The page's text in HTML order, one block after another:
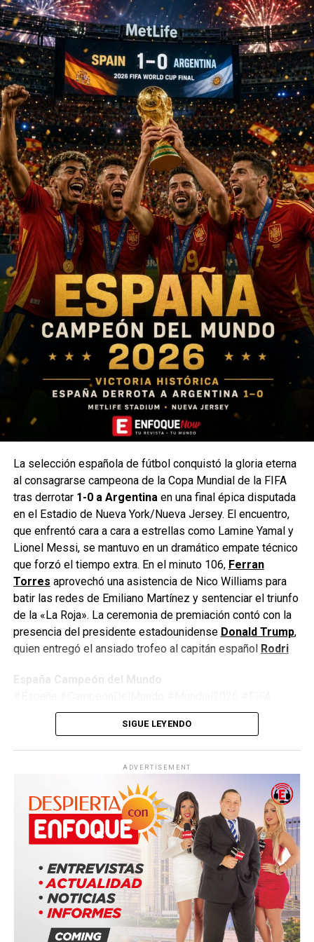
La selección española de fútbol conquistó la gloria eterna
al consagrarse campeona de la Copa Mundial de la FIFA
tras derrotar 1-0 a Argentinaen una final épica disputada
en el Estadio de Nueva York/Nueva Jersey. El encuentro,
que enfrentó cara a cara a estrellas como Lamine Yamal y
Lionel Messi, se mantuvo en un dramático empate técnico
que forzó el tiempo extra. En el minuto 106, Ferran
Torres aprovechó una asistencia de Nico Williams para
batir las redes de Emiliano Martínez y sentenciar el triunfo
de la «La Roja». La ceremonia de premiación contó con la
presencia del presidente estadounidense Donald Trump,
quien entregó el ansiado trofeo al capitán español Rodri
España Campeón del Mundo
#Argentina #Fútbol #LaRoja #WorldCup2026
#JimmyPizarro #EnfoqueNow
SIGUE LEYENDO
ADVERTISEMENT